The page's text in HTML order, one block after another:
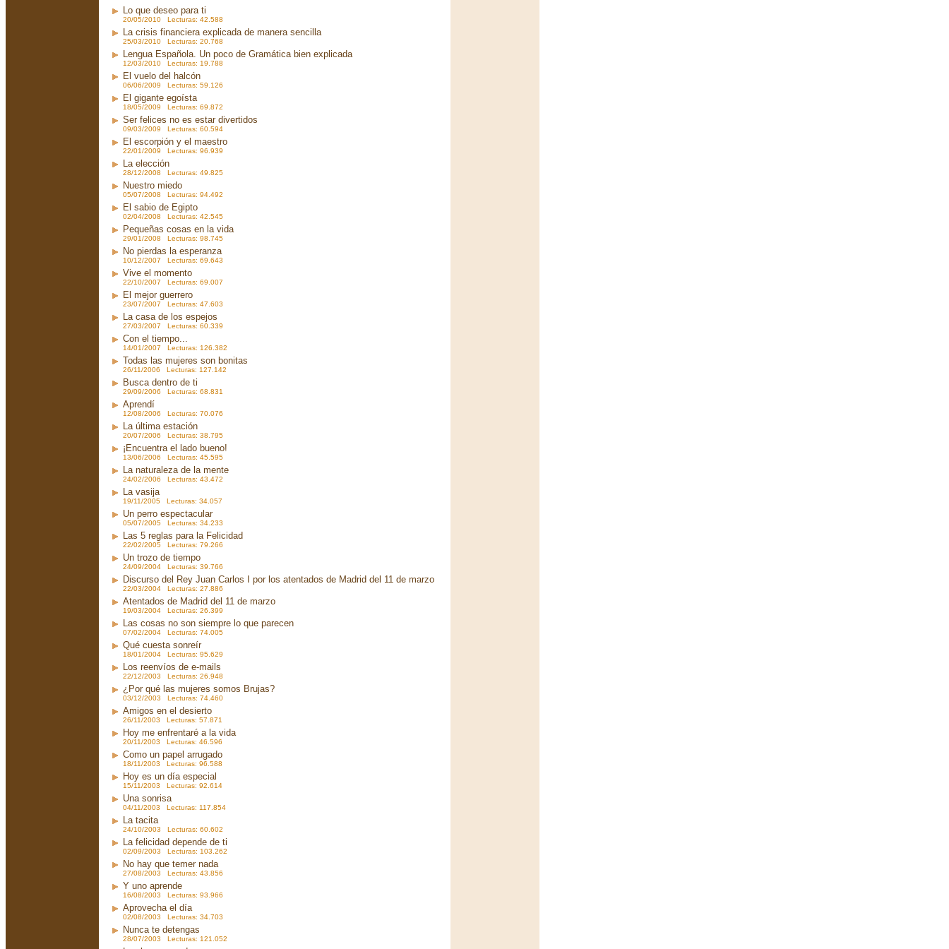
Lo que deseo para ti
20/05/2010 Lecturas: 42.588
La crisis financiera explicada de manera sencilla
25/03/2010 Lecturas: 20.768
Lengua Española. Un poco de Gramática bien explicada
12/03/2010 Lecturas: 19.788
El vuelo del halcón
06/06/2009 Lecturas: 59.126
El gigante egoísta
18/05/2009 Lecturas: 69.872
Ser felices no es estar divertidos
09/03/2009 Lecturas: 60.594
El escorpión y el maestro
22/01/2009 Lecturas: 96.939
La elección
28/12/2008 Lecturas: 49.825
Nuestro miedo
05/07/2008 Lecturas: 94.492
El sabio de Egipto
02/04/2008 Lecturas: 42.545
Pequeñas cosas en la vida
29/01/2008 Lecturas: 98.745
No pierdas la esperanza
10/12/2007 Lecturas: 69.643
Vive el momento
22/10/2007 Lecturas: 69.007
El mejor guerrero
23/07/2007 Lecturas: 47.603
La casa de los espejos
27/03/2007 Lecturas: 60.339
Con el tiempo...
14/01/2007 Lecturas: 126.382
Todas las mujeres son bonitas
26/11/2006 Lecturas: 127.142
Busca dentro de ti
29/09/2006 Lecturas: 68.831
Aprendí
12/08/2006 Lecturas: 70.076
La última estación
20/07/2006 Lecturas: 38.795
¡Encuentra el lado bueno!
13/06/2006 Lecturas: 45.595
La naturaleza de la mente
24/02/2006 Lecturas: 43.472
La vasija
19/11/2005 Lecturas: 34.057
Un perro espectacular
05/07/2005 Lecturas: 34.233
Las 5 reglas para la Felicidad
22/02/2005 Lecturas: 79.266
Un trozo de tiempo
24/09/2004 Lecturas: 39.766
Discurso del Rey Juan Carlos I por los atentados de Madrid del 11 de marzo
22/03/2004 Lecturas: 27.886
Atentados de Madrid del 11 de marzo
19/03/2004 Lecturas: 26.399
Las cosas no son siempre lo que parecen
07/02/2004 Lecturas: 74.005
Qué cuesta sonreír
18/01/2004 Lecturas: 95.629
Los reenvíos de e-mails
22/12/2003 Lecturas: 26.948
¿Por qué las mujeres somos Brujas?
03/12/2003 Lecturas: 74.460
Amigos en el desierto
26/11/2003 Lecturas: 57.871
Hoy me enfrentaré a la vida
20/11/2003 Lecturas: 46.596
Como un papel arrugado
18/11/2003 Lecturas: 96.588
Hoy es un día especial
15/11/2003 Lecturas: 92.614
Una sonrisa
04/11/2003 Lecturas: 117.854
La tacita
24/10/2003 Lecturas: 60.602
La felicidad depende de ti
02/09/2003 Lecturas: 103.262
No hay que temer nada
27/08/2003 Lecturas: 43.856
Y uno aprende
16/08/2003 Lecturas: 93.966
Aprovecha el día
02/08/2003 Lecturas: 34.703
Nunca te detengas
28/07/2003 Lecturas: 121.052